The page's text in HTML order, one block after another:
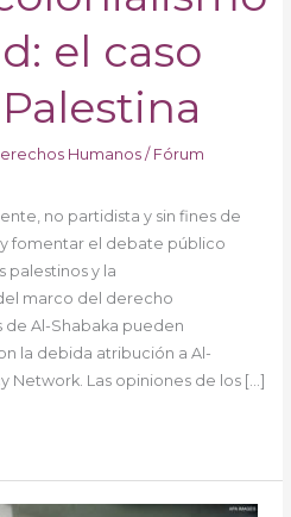
el caso
Humanos/ Fórum
no partidista y sin fines de
fomentar el debate público
palestinos y la
marco del derecho
de Al-Shabaka pueden
la debida atribución a Al-
Network. Las opiniones de los […]